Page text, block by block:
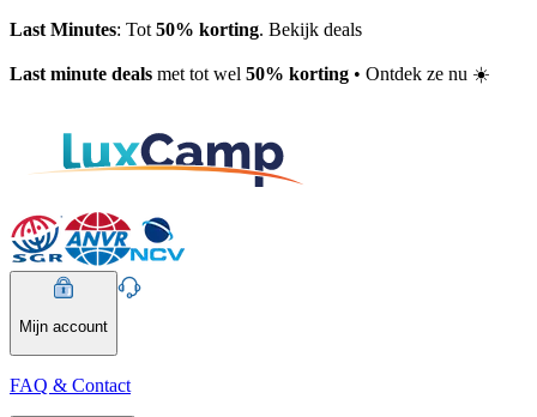
Last Minutes: Tot 50% korting. Bekijk deals
Last minute deals met tot wel 50% korting • Ontdek ze nu ☀️
Mijn account
FAQ & Contact